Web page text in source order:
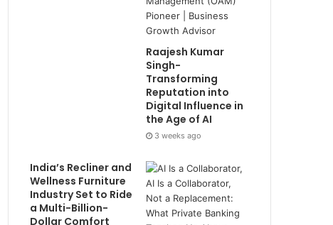
Raajesh Kumar
Singh-
Transforming
Reputation into
Digital Influence in
the Age of AI
3 weeks ago
India’s Recliner and
Wellness Furniture
Industry Set to Ride
a Multi-Billion-
Dollar Comfort